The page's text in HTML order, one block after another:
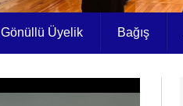
Gönüllü Üyelik Bağış